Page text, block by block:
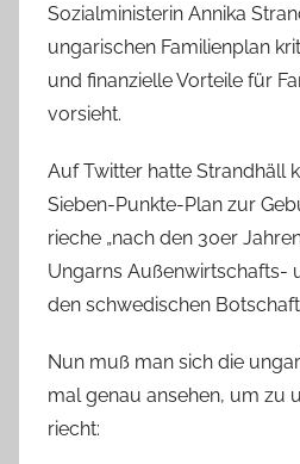
Sozialministerin Annika
ungarischen Familienplan
und finanzielle Vorteile für
vorsieht.
Auf Twitter hatte Strandhäll
Sieben-Punkte-Plan zur
rieche „nach den 30er
Ungarns Außenwirtschafts-
den schwedischen
Nun muß man sich die
mal genau ansehen, um zu
riecht: